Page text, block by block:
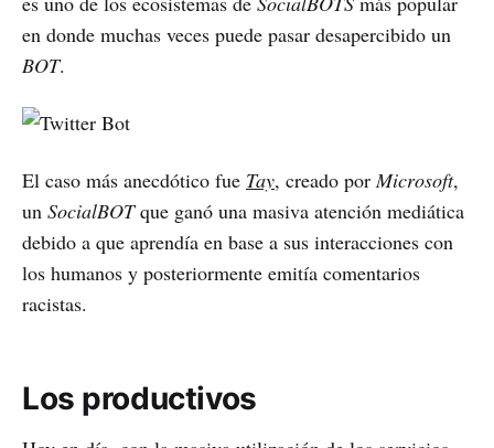
en donde muchas veces puede pasar desapercibido un
BOT.
El caso más anecdótico fue Tay, creado porMicrosoft,
un SocialBOTque ganó una masiva atención mediática
debido a que aprendía en base a sus interacciones con
los humanos y posteriormente emitía comentarios
racistas.
Los productivos